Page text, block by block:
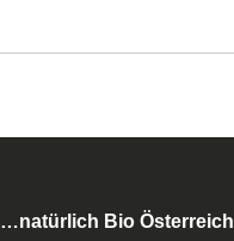
…natürlich Bio Österreich